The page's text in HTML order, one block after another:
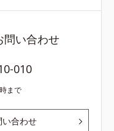
問い合わせ
010
まで
い合わせ